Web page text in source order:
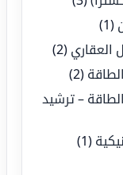
(1)
العقاري (2)
(2)
– ترشيد
(1)